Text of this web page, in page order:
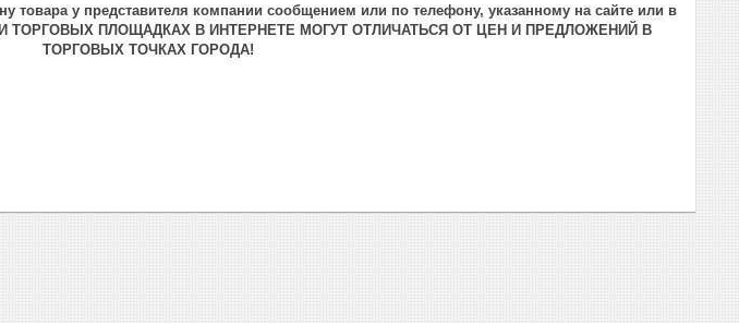
товара у представителя компании сообщением или по телефону, указанному на сайте или в
ТОРГОВЫХ ПЛОЩАДКАХ В ИНТЕРНЕТЕ МОГУТ ОТЛИЧАТЬСЯ ОТ ЦЕН И ПРЕДЛОЖЕНИЙ В
ТОРГОВЫХ ТОЧКАХ ГОРОДА!